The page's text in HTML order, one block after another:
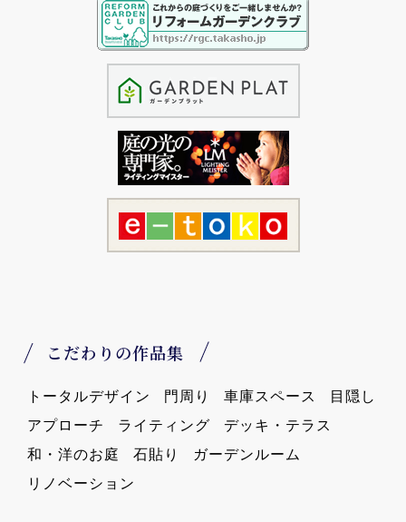
こだわりの作品集
トータルデザイン 門周り 車庫スペース
目隠し
アプローチ
ライティング
デッキ・テラス
和・洋のお庭
石貼り
ガーデンルーム
リノベーション